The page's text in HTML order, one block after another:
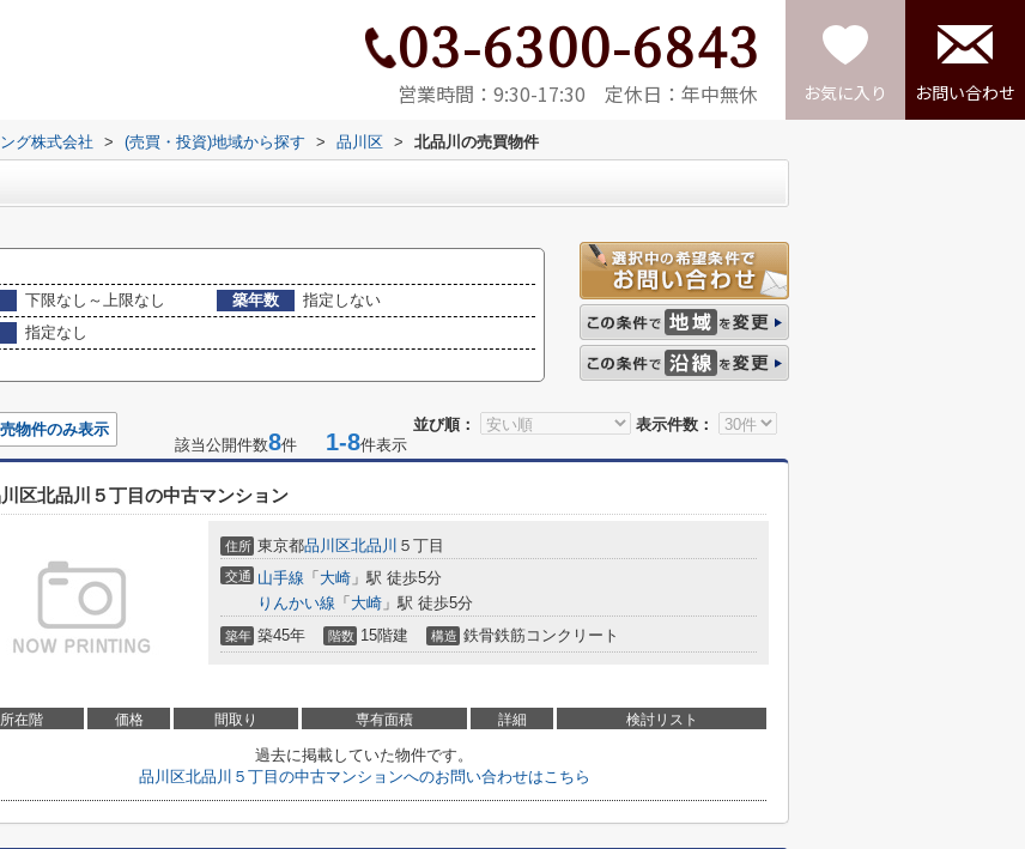
03-6300-6843
営業時間：9:30-17:30 定休日：年中無休 お気に入り お問い合わせ
グ株式会社 > (売買・投資)地域から探す > 品川区 > 北品川の売買物件
下限なし～上限なし 築年数
指定しない
指定なし
並び順： 表示件数：
物件のみ表示
該当公開件数8件 1-8件表示
区北品川５丁目の中古マンション
住所 東京都品川区北品川 ５丁目
交通 山手線 「 大崎 」駅 徒歩5分
りんかい線 「 大崎 」駅 徒歩5分
築年 築45年 階数 15階建 構造 鉄骨鉄筋コンクリート
所在階 価格 間取り 専有面積 詳細 検討リスト
過去に掲載していた物件です。
品川区北品川５丁目の中古マンションへのお問い合わせはこちら